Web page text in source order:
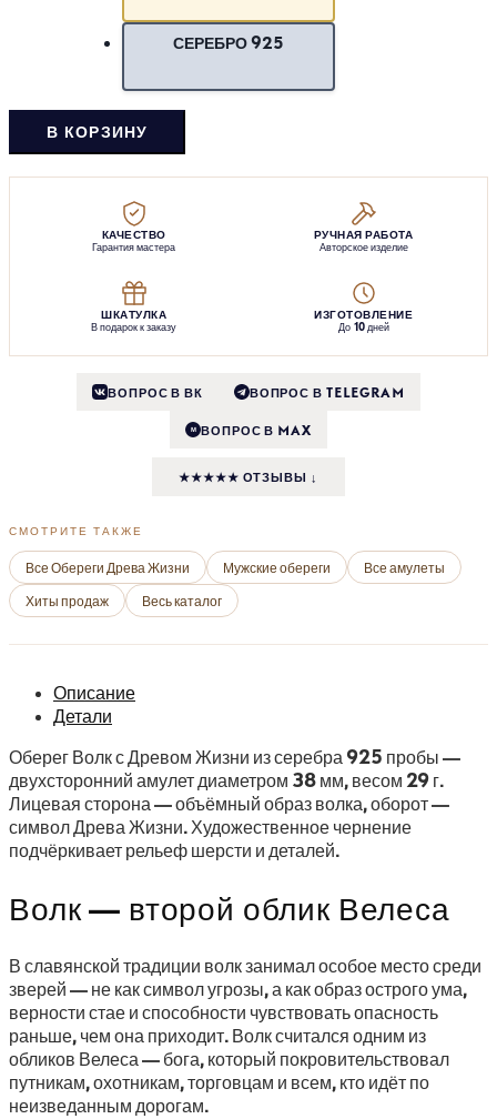
СЕРЕБРО 925
В КОРЗИНУ
КАЧЕСТВО
Гарантия мастера
РУЧНАЯ РАБОТА
Авторское изделие
ШКАТУЛКА
В подарок к заказу
ИЗГОТОВЛЕНИЕ
До 10 дней
ВОПРОС В ВК ВОПРОС В TELEGRAM
M ВОПРОС В MAX
★★★★★ ОТЗЫВЫ ↓
СМОТРИТЕ ТАКЖЕ
Все Обереги Древа Жизни Мужские обереги
Все амулеты
Хиты продаж
Весь каталог
Описание
Детали
Оберег Волк с Древом Жизни из серебра 925 пробы —
двухсторонний амулет диаметром 38 мм, весом 29 г.
Лицевая сторона — объёмный образ волка, оборот —
символ Древа Жизни. Художественное чернение
подчёркивает рельеф шерсти и деталей.
Волк — второй облик Велеса
В славянской традиции волк занимал особое место среди
зверей — не как символ угрозы, а как образ острого ума,
верности стае и способности чувствовать опасность
раньше, чем она приходит. Волк считался одним из
обликов Велеса — бога, который покровительствовал
путникам, охотникам, торговцам и всем, кто идёт по
неизведанным дорогам.